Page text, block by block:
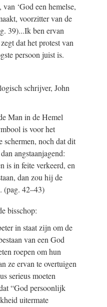
‘God een hemelse,
voorzitter van de
39)...Ik ben ervan
dat het protest van
persoon juist is.
schrijver, John
Man in de Hemel
is voor het
schermen, noch dat dit
angstaanjagend:
is in feite verkeerd, en
dan zou hij de
(pag. 42–43)
bisschop:
in staat zijn om de
van een God
roepen om hun
ze ervan te overtuigen
serieus moeten
“God persoonlijk
uitermate